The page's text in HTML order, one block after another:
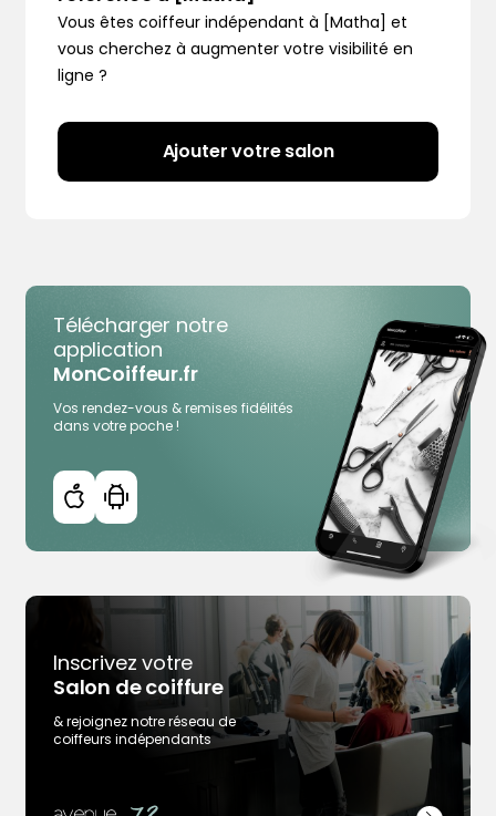
Trouver votre coiffeur
L’application
Ajouter votre salon
Vous êtes coiffeur indépendant à [Matha] et
vous cherchez à augmenter votre visibilité en
ligne ?
Ajouter votre salon
Télécharger notre
application
MonCoiffeur.fr
Vos rendez-vous & remises fidélités
dans votre poche !
Inscrivez votre
Salon de coiffure
& rejoignez notre réseau de
coiffeurs indépendants